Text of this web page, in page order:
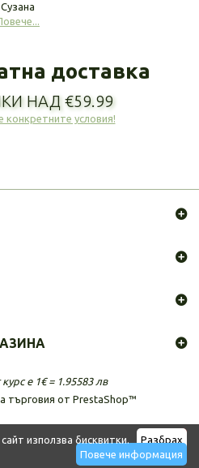
използва бисквитки.
Разбрах
Повече информация
Сузана
доставка
НАД €59.99
условия!
търговия от PrestaShop™
е 1€ = 1.95583 лв